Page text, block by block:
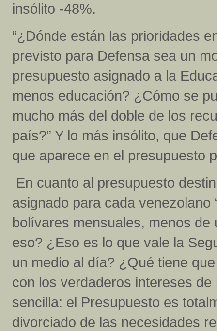
insólito -48%.
“¿Dónde están las prioridades
previsto para Defensa sea un
presupuesto asignado a la
menos educación? ¿Cómo se
mucho más del doble de los
país?” Y lo más insólito, que
que aparece en el presupuesto
En cuanto al presupuesto
asignado para cada
bolívares mensuales, menos
eso? ¿Eso es lo que vale la
un medio al día? ¿Qué tiene
con los verdaderos intereses
sencilla: el Presupuesto es
divorciado de las necesidades